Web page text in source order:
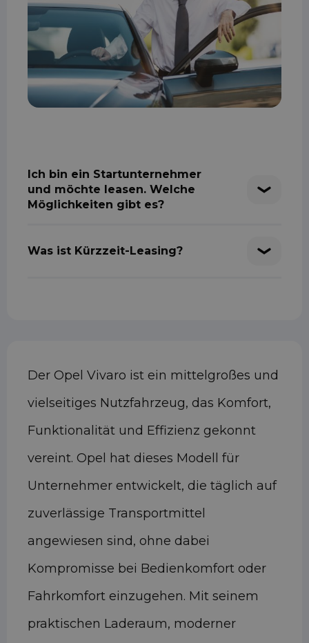
Ich bin ein Startunternehmer
und möchte leasen. Welche
Möglichkeiten gibt es?
Was ist Kürzzeit-Leasing?
Der Opel Vivaro ist ein mittelgroßes und
vielseitiges Nutzfahrzeug, das Komfort,
Funktionalität und Effizienz gekonnt
vereint. Opel hat dieses Modell für
Unternehmer entwickelt, die täglich auf
zuverlässige Transportmittel
angewiesen sind, ohne dabei
Kompromisse bei Bedienkomfort oder
Fahrkomfort einzugehen. Mit seinem
praktischen Laderaum, moderner